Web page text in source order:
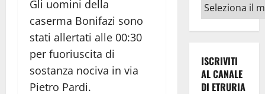
Gli uomini della
caserma Bonifazi sono
stati allertati alle 00:30
per fuoriuscita di
sostanza nociva in via
Pietro Pardi.
Archivi
ISCRIVITI
AL CANALE
DI ETRURIA